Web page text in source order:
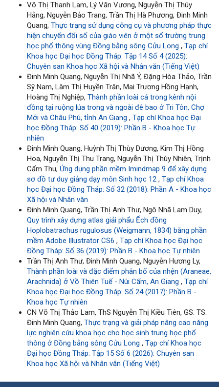
Võ Thị Thanh Lam, Lý Văn Vương, Nguyễn Thị Thúy
Hằng, Nguyễn Bảo Trang, Trần Thị Hà Phương, Đinh Minh
Quang, Thực trạng sử dụng công cụ và phương pháp thực
hiện chuyển đổi số của giáo viên ở một số trường trung
học phổ thông vùng Đồng bằng sông Cửu Long , Tạp chí
Khoa học Đại học Đồng Tháp: Tập 14 Số 4 (2025):
Chuyên san Khoa học Xã hội và Nhân văn (Tiếng Việt)
Đinh Minh Quang, Nguyễn Thị Nhã Ý, Đặng Hòa Thảo, Trần
Sỹ Nam, Lâm Thị Huyền Trân, Mai Trương Hồng Hạnh,
Hoàng Thị Nghiệp, Thành phần loài cá trong kênh nội
đồng tại ruộng lúa trong và ngoài đê bao ở Tri Tôn, Chợ
Mới và Châu Phú, tỉnh An Giang , Tạp chí Khoa học Đại
học Đồng Tháp: Số 40 (2019): Phần B - Khoa học Tự
nhiên
Đinh Minh Quang, Huỳnh Thị Thùy Dương, Kim Thị Hồng
Hoa, Nguyễn Thị Thu Trang, Nguyễn Thị Thùy Nhiên, Trịnh
Cẩm Thu, Ứng dụng phần mềm Imindmap 9 để xây dựng
sơ đồ tư duy giảng dạy môn Sinh học 12 , Tạp chí Khoa
học Đại học Đồng Tháp: Số 32 (2018): Phần A - Khoa học
Xã hội và Nhân văn
Đinh Minh Quang, Trần Thị Anh Thư, Ngô Nhã Lam Duy,
Quy trình xây dựng atlas giải phẩu Ếch đồng
Hoplobatrachus rugulosus (Weigmann, 1834) bằng phần
mềm Adobe Illustrator CS6 , Tạp chí Khoa học Đại học
Đồng Tháp: Số 36 (2019): Phần B - Khoa học Tự nhiên
Trần Thị Anh Thư, Đinh Minh Quang, Nguyễn Hương Ly,
Thành phần loài và đặc điểm phân bố của nhện (Araneae,
Arachnida) ở Vồ Thiên Tuế - Núi Cấm, An Giang , Tạp chí
Khoa học Đại học Đồng Tháp: Số 24 (2017): Phần B -
Khoa học Tự nhiên
CN Võ Thị Thảo Lam, ThS Nguyễn Thị Kiều Tiên, GS. TS.
Đinh Minh Quang, Thực trạng và giải pháp nâng cao năng
lực nghiên cứu khoa học cho học sinh trung học phổ
thông ở Đồng bằng sông Cửu Long , Tạp chí Khoa học
Đại học Đồng Tháp: Tập 15 Số 6 (2026): Chuyên san
Khoa học Xã hội và Nhân văn (Tiếng Việt)